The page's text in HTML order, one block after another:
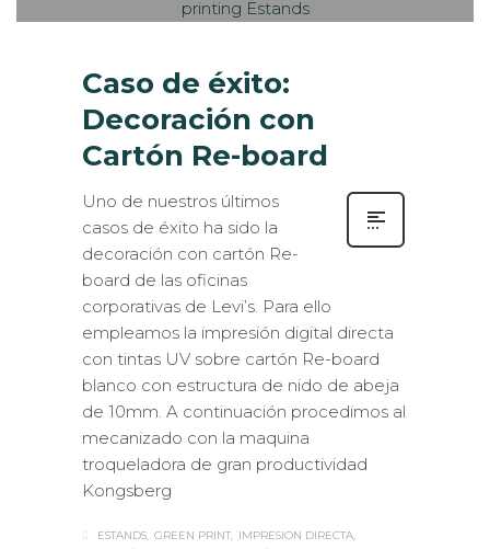
Caso de éxito:
Decoración con
Cartón Re-board
Uno de nuestros últimos
casos de éxito ha sido la
decoración con cartón Re-
board de las oficinas
corporativas de Levi’s. Para ello
empleamos la impresión digital directa
con tintas UV sobre cartón Re-board
blanco con estructura de nido de abeja
de 10mm. A continuación procedimos al
mecanizado con la maquina
troqueladora de gran productividad
Kongsberg
ESTANDS GREEN PRINT
IMPRESION DIRECTA